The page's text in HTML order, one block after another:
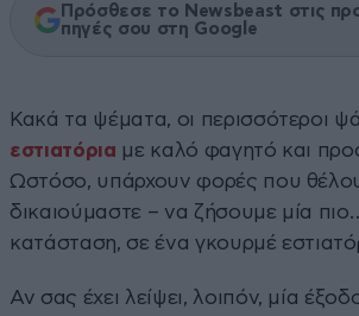
Πρόσθεσε το Newsbeast στις
πηγές σου στη Google
Κακά τα ψέματα, οι περισσότεροι
εστιατόρια με καλό φαγητό και
Ωστόσο, υπάρχουν φορές που
δικαιούμαστε – να ζήσουμε μία
κατάσταση, σε ένα γκουρμέ
Αν σας έχει λείψει, λοιπόν, μία